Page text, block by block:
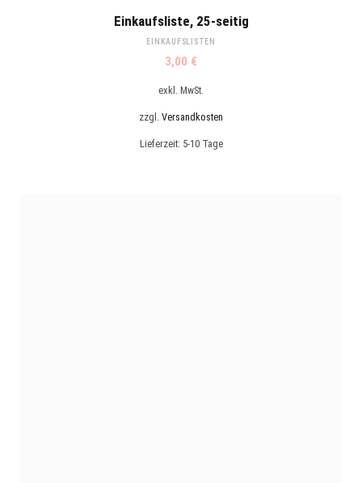
Einkaufsliste, 25-seitig
EINKAUFSLISTEN
3,00 €
exkl. MwSt.
zzgl. Versandkosten
Lieferzeit: 5-10 Tage